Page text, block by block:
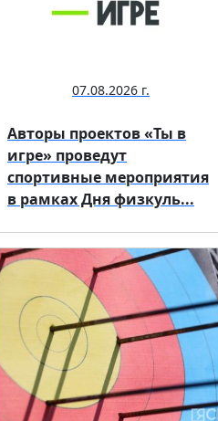
07.08.2026 г.
Авторы проектов «Ты в
игре» проведут
спортивные мероприятия
в рамках Дня физкуль...